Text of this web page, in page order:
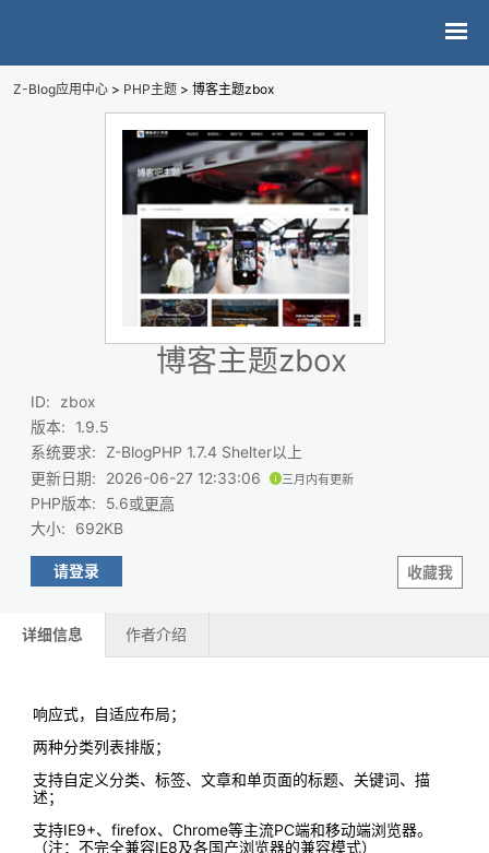
Z-Blog应用中心 > PHP主题 > 博客主题zbox
博客主题zbox
ID:
zbox
版本:
1.9.5
系统要求:
Z-BlogPHP 1.7.4 Shelter以上
更新日期: 2026-06-27 12:33:06 三月内有更新
PHP版本: 5.6或更高
大小: 692KB
收藏我
请登录
详细信息 作者介绍
响应式，自适应布局；
两种分类列表排版；
支持自定义分类、标签、文章和单页面的标题、关键词、描
述；
支持IE9+、firefox、Chrome等主流PC端和移动端浏览器。
（注：不完全兼容IE8及各国产浏览器的兼容模式）